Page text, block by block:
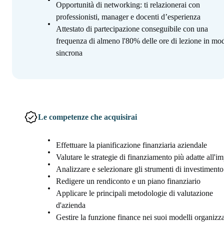
Opportunità di networking: ti relazionerai con
professionisti, manager e docenti d’esperienza
Attestato di partecipazione conseguibile con una
frequenza di almeno l'80% delle ore di lezione in
sincrona
Le competenze che acquisirai
Effettuare la pianificazione finanziaria aziendale
Valutare le strategie di finanziamento più adatte
Analizzare e selezionare gli strumenti di investimento
Redigere un rendiconto e un piano finanziario
Applicare le principali metodologie di valutazione
d'azienda
Gestire la funzione finance nei suoi modelli